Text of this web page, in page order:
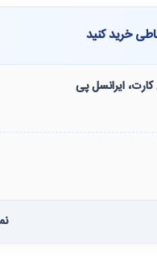
خرید کنید
کارت، ایرانسل پی